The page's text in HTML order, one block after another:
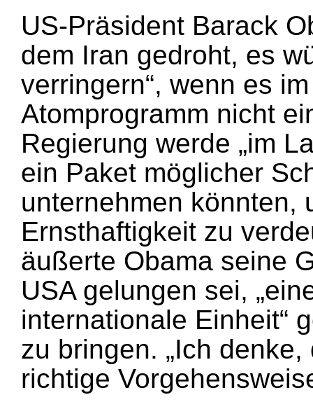
US-Präsident Barack
dem Iran gedroht, es
verringern“, wenn es
Atomprogramm nicht
Regierung werde „im
ein Paket möglicher
unternehmen könnten,
Ernsthaftigkeit zu
äußerte Obama seine
USA gelungen sei,
internationale Einheit“
zu bringen. „Ich
richtige